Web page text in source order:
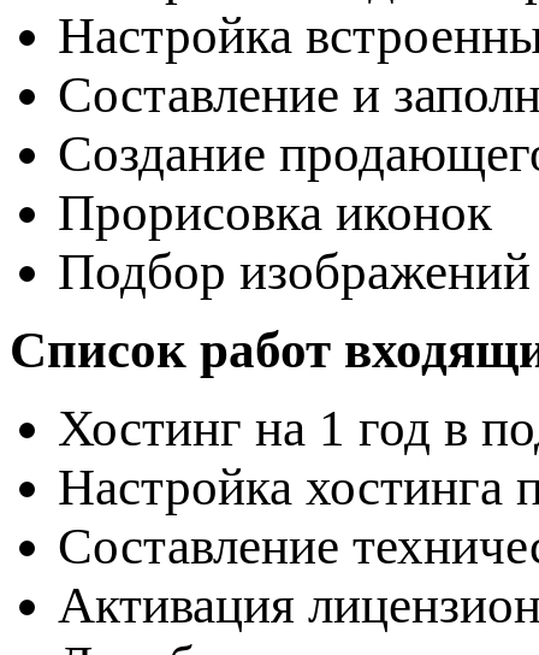
Настройка
Составление и
Создание
Прорисовка иконок
Подбор
Список работ
Хостинг на 1 год в
Настройка хостинга
Составление
Активация